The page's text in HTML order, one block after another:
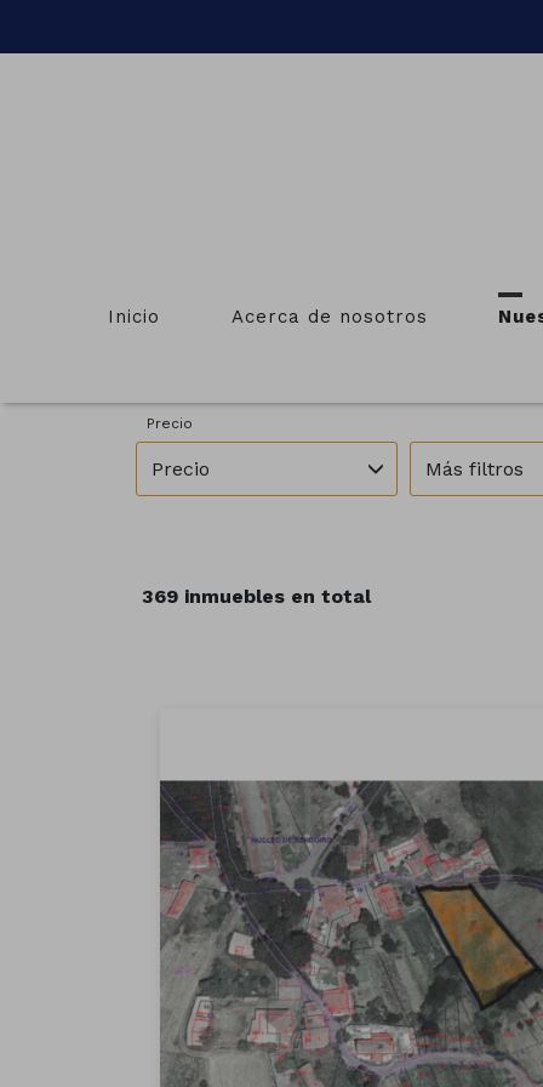
Inicio Acerca de nosotros
Provincias Municipios
Precio
Precio Más filtros
369 inmuebles en total